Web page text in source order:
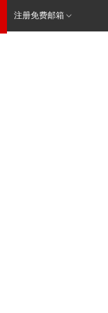
注册免费邮箱